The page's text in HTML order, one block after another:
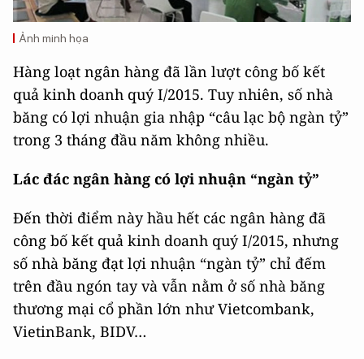
Ảnh minh họa
Hàng loạt ngân hàng đã lần lượt công bố kết
quả kinh doanh quý I/2015. Tuy nhiên, số nhà
băng có lợi nhuận gia nhập “câu lạc bộ ngàn tỷ”
trong 3 tháng đầu năm không nhiều.
Lác đác ngân hàng có lợi nhuận “ngàn tỷ”
Đến thời điểm này hầu hết các ngân hàng đã
công bố kết quả kinh doanh quý I/2015, nhưng
số nhà băng đạt lợi nhuận “ngàn tỷ” chỉ đếm
trên đầu ngón tay và vẫn nằm ở số nhà băng
thương mại cổ phần lớn như Vietcombank,
VietinBank, BIDV…